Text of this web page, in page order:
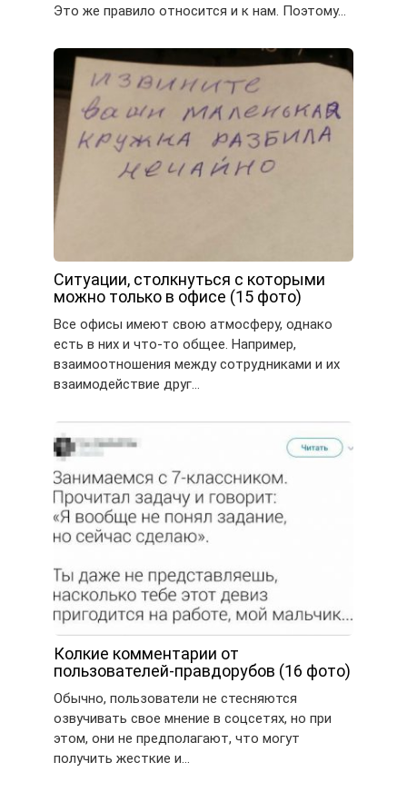
Это же правило относится и к нам. Поэтому…
Ситуации, столкнуться с которыми
можно только в офисе (15 фото)
Все офисы имеют свою атмосферу, однако
есть в них и что-то общее. Например,
взаимоотношения между сотрудниками и их
взаимодействие друг…
Колкие комментарии от
пользователей-правдорубов (16 фото)
Обычно, пользователи не стесняются
озвучивать свое мнение в соцсетях, но при
этом, они не предполагают, что могут
получить жесткие и…